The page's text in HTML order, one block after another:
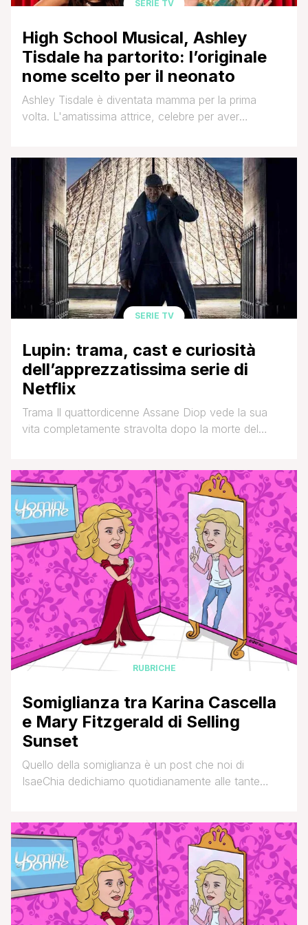
SERIE TV
High School Musical, Ashley
Tisdale ha partorito: l’originale
nome scelto per il neonato
Ashley Tisdale è diventata mamma per la prima
volta. L'amatissima attrice, celebre per aver
L'attrice è sposata dal 2013 con il produttore
musicale Cristopher French e la coppia a settembre,
su Instagram, aveva annunciato la dolce notizia ed il
mese [']
SERIE TV
Lupin: trama, cast e curiosità
dell’apprezzatissima serie di
Netflix
Trama Il quattordicenne Assane Diop vede la sua
vita completamente stravolta dopo la morte del
un'irrefrenabile voglia di vendetta e giustizia verso la
ricca famiglia che l'ha accusato. Venticinque anni
dopo Assane, che intanto si mantiene commettendo
piccoli furti, decide di portarla a compimento [']
RUBRICHE
Somiglianza tra Karina Cascella
e Mary Fitzgerald di Selling
Sunset
Quello della somiglianza è un post che noi di
IsaeChia dedichiamo quotidianamente alle tante
tramite le nostre pagine Facebook, Twitter o
Instagram) che propongono una similitudine fisica
che loro riscontrano, nei tratti o nei colori, tra due
personaggi della televisione, [']